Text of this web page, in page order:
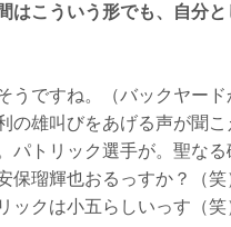
はこういう形でも、自分
うですね。（バックヤード
の雄叫びをあげる声が聞
パトリック選手が。聖な
保瑠輝也おるっすか？（笑
ックは小五らしいっす（笑